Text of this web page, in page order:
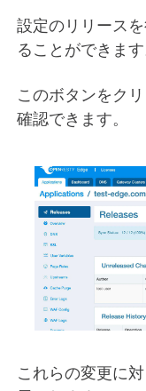
設定のリリース
ることができます
このボタンをク
確認できます。
これらの変更に